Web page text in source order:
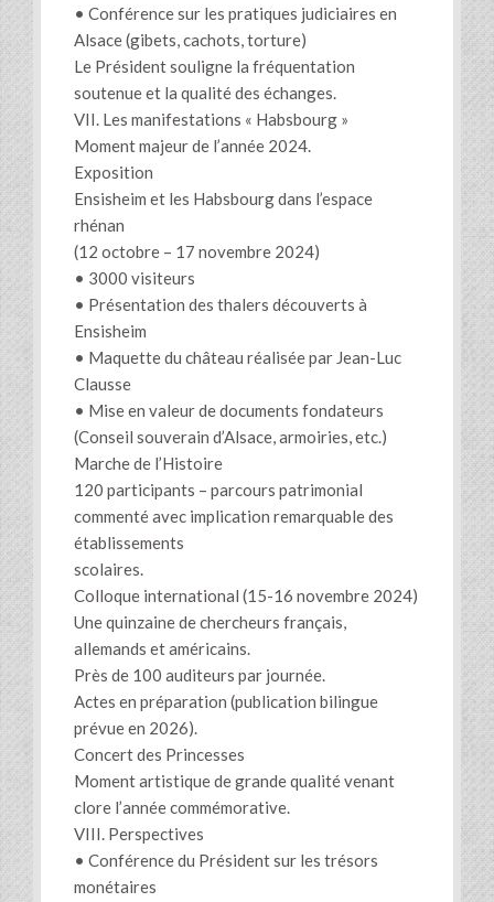
• Conférence sur les pratiques judiciaires en
Alsace (gibets, cachots, torture)
Le Président souligne la fréquentation
soutenue et la qualité des échanges.
VII. Les manifestations « Habsbourg »
Moment majeur de l’année 2024.
Exposition
Ensisheim et les Habsbourg dans l’espace
rhénan
(12 octobre – 17 novembre 2024)
• 3000 visiteurs
• Présentation des thalers découverts à
Ensisheim
• Maquette du château réalisée par Jean-Luc
Clausse
• Mise en valeur de documents fondateurs
(Conseil souverain d’Alsace, armoiries, etc.)
Marche de l’Histoire
120 participants – parcours patrimonial
commenté avec implication remarquable des
établissements
scolaires.
Colloque international (15-16 novembre 2024)
Une quinzaine de chercheurs français,
allemands et américains.
Près de 100 auditeurs par journée.
Actes en préparation (publication bilingue
prévue en 2026).
Concert des Princesses
Moment artistique de grande qualité venant
clore l’année commémorative.
VIII. Perspectives
• Conférence du Président sur les trésors
monétaires